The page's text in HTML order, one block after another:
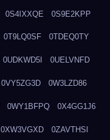
0S4IXXQE 0S9E2KPP
0T9LQ0SF 0TDEQ0TY
0UDKWD5I 0UELVNFD
0VY5ZG3D 0W3LZD86
0WY1BFPQ 0X4GG1J6
0XW3VGXD 0ZAVTHSI